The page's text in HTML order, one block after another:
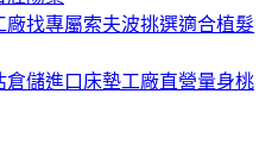
廠找專屬索夫波挑選適合植髮
倉儲進口床墊工廠直營量身桃